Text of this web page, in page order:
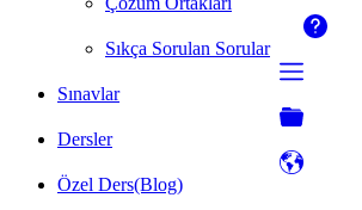
Sıkça Sorulan Sorular
Sınavlar
Dersler
Özel Ders(Blog)